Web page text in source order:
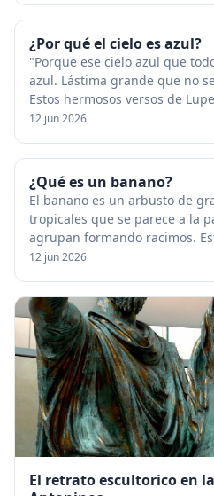
¿Por qué el cielo es azul?
"Porque ese cielo azul que
azul. Lástima grande que no
Estos hermosos versos de
citarse como ejemplo del
12 jun 2026
¿Qué es un banano?
El banano es un arbusto de
tropicales que se parece a la
agrupan formando racimos.
al mundo entero en barcos
12 jun 2026
El retrato escultorico en